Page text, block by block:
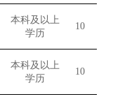
本科及以上
学历
10
本科及以上
学历
10